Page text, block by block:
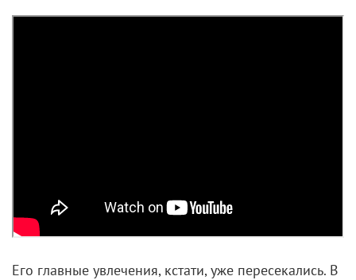
Его главные увлечения, кстати, уже пересекались. В